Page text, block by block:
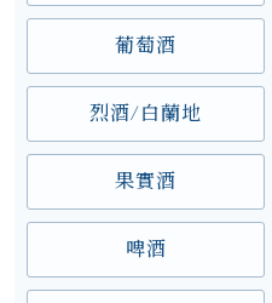
葡萄酒
烈酒/白蘭地
果實酒
啤酒